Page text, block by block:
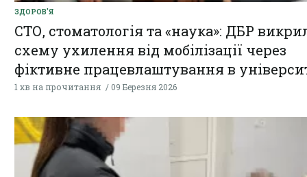
ЗДОРОВ'Я
СТО, стоматологія та «наука»: ДБР
схему ухилення від мобілізації через
фіктивне працевлаштування в
1 хв на прочитання 09 Березня 2026